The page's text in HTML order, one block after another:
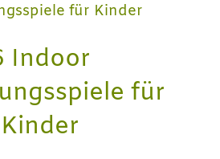
für Kinder
Indoor
für
Kinder